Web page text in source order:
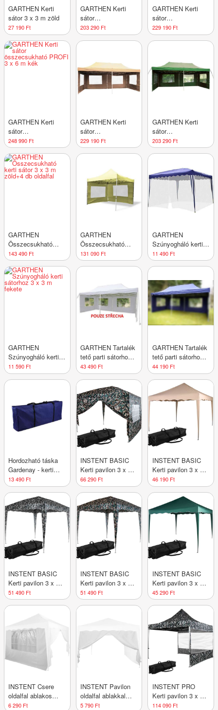
GARTHEN Kerti
sátor 3 x 3 m zöld
27 190 Ft
GARTHEN Kerti
sátor
összecsukható
PROFI 3 x 6 m
203 290 Ft
GARTHEN Kerti
sátor
összecsukható
PROFI 3 x 6 m
229 190 Ft
GARTHEN Kerti
sátor
összecsukható
PROFI 3 x 6 m kék
248 990 Ft
GARTHEN Kerti
sátor
összecsukható
PROFI 3 x 6 m
229 190 Ft
GARTHEN Kerti
sátor
összecsukható
PROFI 3 x 6 m zöld
203 290 Ft
GARTHEN
Összecsukható
kerti sátor 3 x 3 m
zöld+4 db oldalfal
143 490 Ft
GARTHEN
Összecsukható
kerti sátor PROFI 3
x 3 m champagne
131 090 Ft
GARTHEN
Szúnyogháló kerti
parti sátorhoz 3 x 3
m fehér
11 490 Ft
GARTHEN
Szúnyogháló kerti
sátorhoz 3 x 3 m
fekete
11 590 Ft
GARTHEN Tartalék
tető parti sátorhoz 3
x 6 m fehér
43 490 Ft
GARTHEN Tartalék
tető parti sátorhoz 3
x 6 m kék
44 190 Ft
Hordozható táska
Gardenay - kerti
sátorhoz, 50 x 23 x
158 cm
13 490 Ft
INSTENT BASIC
Kerti pavilon 3 x 3
m + 2 oldalfal
woodland
66 290 Ft
INSTENT BASIC
Kerti pavilon 3 x 3
m cream
46 190 Ft
INSTENT BASIC
Kerti pavilon 3 x 3
m urban
51 490 Ft
INSTENT BASIC
Kerti pavilon 3 x 3
m woodland
51 490 Ft
INSTENT BASIC
Kerti pavilon 3 x 3
m zöld
45 290 Ft
INSTENT Csere
oldalfal ablakos
6 290 Ft
INSTENT Pavilon
oldalfal ablakkal
cipzár 3 x 3 m fehér
5 790 Ft
INSTENT PRO
Kerti pavilon 3 x 3
m Urban + 2 oldalfal
114 090 Ft